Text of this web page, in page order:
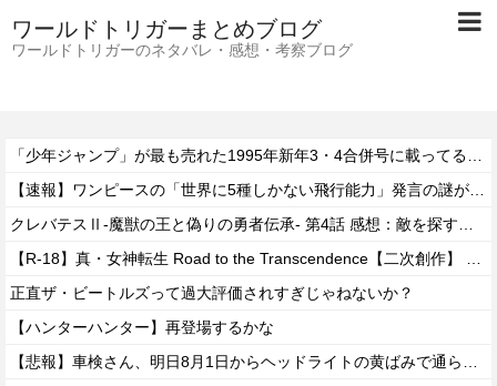
ワールドトリガーまとめブログ
ワールドトリガーのネタバレ・感想・考察ブログ
正直ザ・ビートルズって過大評価されすぎじゃねないか？
【ハンターハンター】再登場するかな